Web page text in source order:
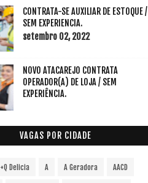
CONTRATA-SE AUXILIAR DE ESTOQUE /
SEM EXPERIENCIA.
setembro 02, 2022
NOVO ATACAREJO CONTRATA
OPERADOR(A) DE LOJA / SEM
EXPERIÊNCIA.
VAGAS POR CIDADE
+Q Delicia A A Geradora AACD